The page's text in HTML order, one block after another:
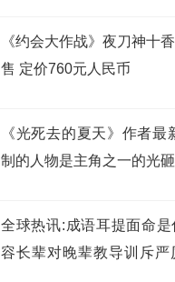
《约会大作战》夜刀神十
售 定价760元人民币
《光死去的夏天》作者最
制的人物是主角之一的光
全球热讯:成语耳提面命
容长辈对晚辈教导训斥严